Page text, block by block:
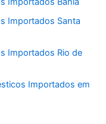
Importados Santa
Importados Rio de
Importados em